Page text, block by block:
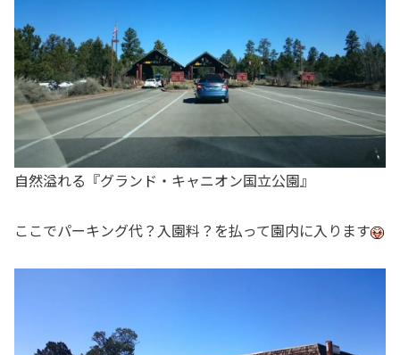
自然溢れる『グランド・キャニオン国立公園』
ここでパーキング代？入園料？を払って園内に入ります